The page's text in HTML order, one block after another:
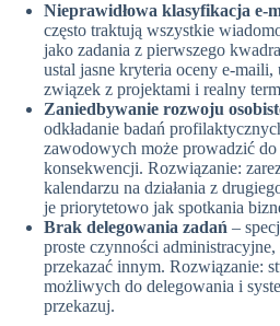
Nieprawidłowa klasyfikacja e-
często traktują wszystkie
jako zadania z pierwszego
ustal jasne kryteria oceny e-
związek z projektami i realny
Zaniedbywanie rozwoju
odkładanie badań
zawodowych może prowadzić
konsekwencji. Rozwiązanie:
kalendarzu na działania z
je priorytetowo jak spotkania
Brak delegowania zadań –
proste czynności
przekazać innym. Rozwiązanie:
możliwych do delegowania i
przekazuj.